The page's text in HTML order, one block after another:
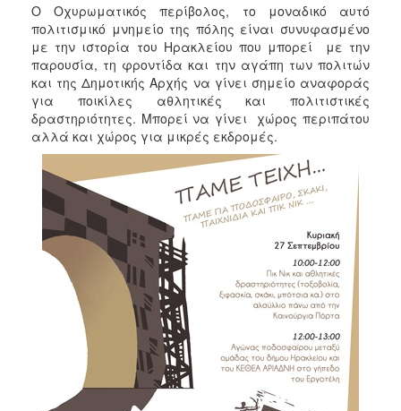
2011
2010
2006
ΤΟΠΟΣ
ΠΟΛΙΤΙΣΜΟΣ
ΑΝΘΕΚΤΙΚΗ
Ο Οχυρωματικός περίβολος, το μοναδικό αυτό
πολιτισμικό μνημείο της πόλης είναι συνυφασμένο
με την ιστορία του Ηρακλείου που μπορεί με την
παρουσία, τη φροντίδα και την αγάπη των πολιτών
και της Δημοτικής Αρχής να γίνει σημείο αναφοράς
για ποικίλες αθλητικές και πολιτιστικές
δραστηριότητες. Μπορεί να γίνει χώρος περιπάτου
αλλά και χώρος για μικρές εκδρομές.